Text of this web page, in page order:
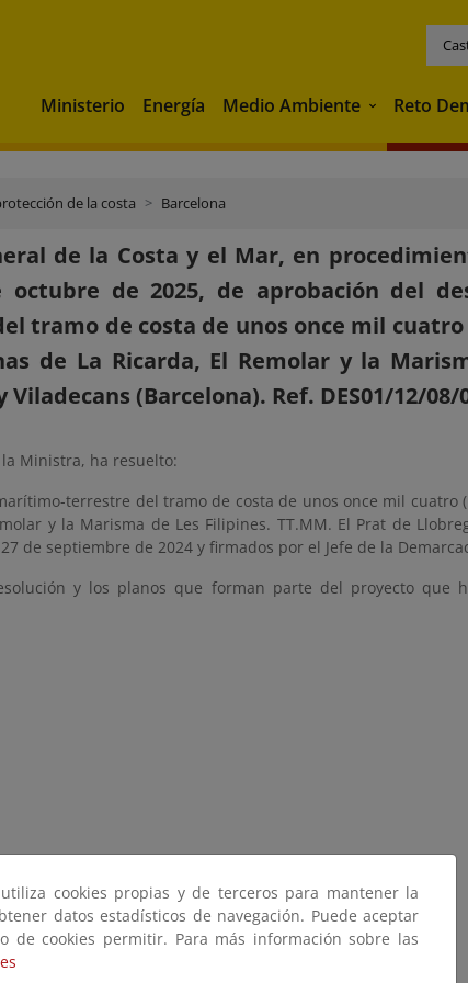
Ministerio Energía Medio Ambiente Medio
Reto
de la costa Barcelona
de la Costa y el Mar, en
de 2025, de aprobación del
tramo de costa de unos once mil cuatro
de La Ricarda, El Remolar y la
(Barcelona). Ref. DES01/12/08/
Ministra, ha resuelto:
terrestre del tramo de costa de unos once mil cuatro
y la Marisma de Les Filipines. TT.MM. El Prat de
de septiembre de 2024 y firmados por el Jefe de la
y los planos que forman parte del proyecto que
cookies propias y de terceros para mantener la
datos estadísticos de navegación. Puede aceptar
cookies permitir. Para más información sobre las